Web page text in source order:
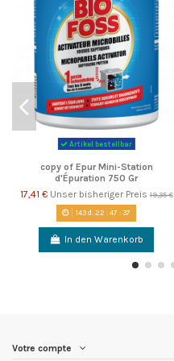
Artikel bestellbar
copy of Epur Mini-Station
d'Épuration 750 Gr
17,41 € Unser bisheriger Preis19,35 €
143d.22 :47 :37
In den Warenkorb
Votre compte